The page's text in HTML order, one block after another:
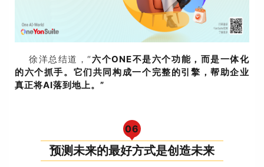
徐洋总结道，“六个ONE不是六个功能，而是一体化
的六个抓手。它们共同构成一个完整的引擎，帮助企业
真正将AI落到地上。”
06
预测未来的最好方式是创造未来